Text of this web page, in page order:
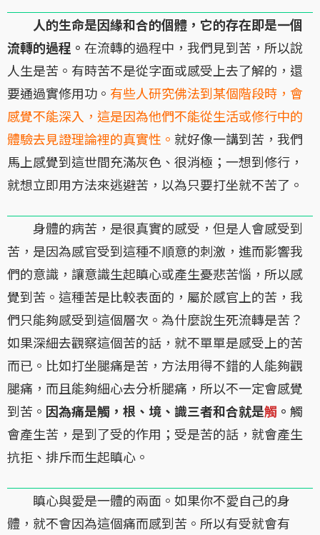
人的生命是因緣和合的個體，它的存在即是一個
流轉的過程。 在流轉的過程中，我們見到苦，所以說
人生是苦。有時苦不是從字面或感受上去了解的，還
要通過實修用功。 有些人研究佛法到某個階段時，會
感覺不能深入，這是因為他們不能從生活或修行中的
體驗去見證理論裡的真實性。 就好像一講到苦，我們
馬上感覺到這世間充滿灰色、很消極；一想到修行，
就想立即用方法來逃避苦，以為只要打坐就不苦了。
身體的病苦，是很真實的感受，但是人會感受到
苦，是因為感官受到這種不順意的刺激，進而影響我
們的意識，讓意識生起瞋心或產生憂悲苦惱，所以感
覺到苦。這種苦是比較表面的，屬於感官上的苦，我
們只能夠感受到這個層次。為什麼說生死流轉是苦？
如果深細去觀察這個苦的話，就不單單是感受上的苦
而已。比如打坐腿痛是苦，方法用得不錯的人能夠觀
腿痛，而且能夠細心去分析腿痛，所以不一定會感覺
到苦。 因為痛是觸，根、境、識三者和合就是觸 。 觸
會產生苦，是到了受的作用；受是苦的話，就會產生
抗拒、排斥而生起瞋心。
瞋心與愛是一體的兩面。如果你不愛自己的身
體，就不會因為這個痛而感到苦。所以有受就會有